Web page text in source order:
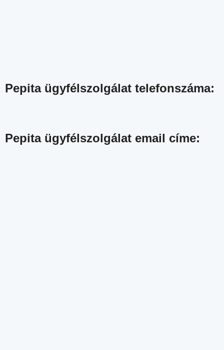
Pepita ügyfélszolgálat telefonszáma:
Pepita ügyfélszolgálat email címe: